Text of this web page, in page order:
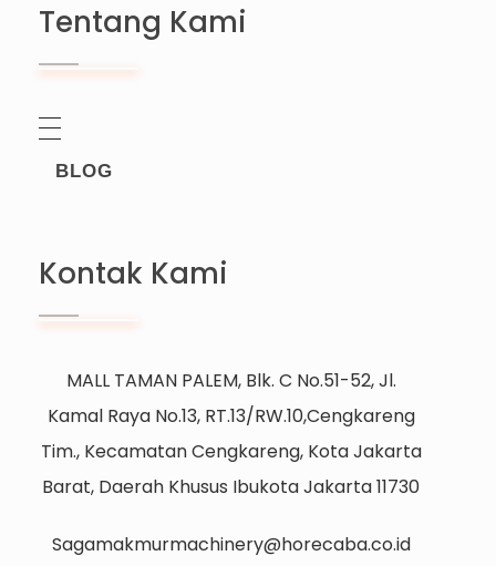
Tentang Kami
BLOG
Kontak Kami
MALL TAMAN PALEM, Blk. C No.51-52, Jl.
Kamal Raya No.13, RT.13/RW.10,Cengkareng
Tim., Kecamatan Cengkareng, Kota Jakarta
Barat, Daerah Khusus Ibukota Jakarta 11730
Sagamakmurmachinery@horecaba.co.id